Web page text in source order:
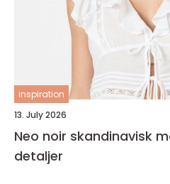
inspiration
13. July 2026
Neo noir skandinavisk mote med feminine
detaljer